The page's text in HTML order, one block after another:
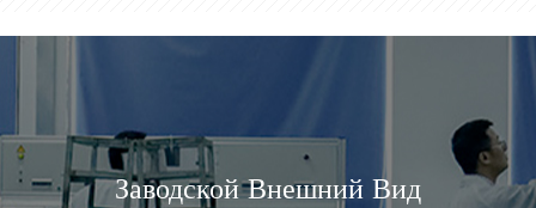
Заводской Внешний Вид